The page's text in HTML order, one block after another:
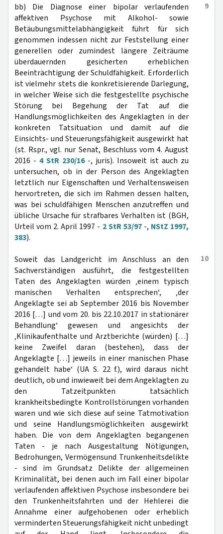
9
bb) Die Diagnose einer bipolar verlaufenden
affektiven Psychose mit Alkohol- sowie
Betäubungsmittelabhängigkeit führt für sich
genommen indessen nicht zur Feststellung einer
generellen oder zumindest längere Zeiträume
überdauernden gesicherten erheblichen
Beeinträchtigung der Schuldfähigkeit. Erforderlich
ist vielmehr stets die konkretisierende Darlegung,
in welcher Weise sich die festgestellte psychische
Störung bei Begehung der Tat auf die
Handlungsmöglichkeiten des Angeklagten in der
konkreten Tatsituation und damit auf die
Einsichts- und Steuerungsfähigkeit ausgewirkt hat
(st. Rspr., vgl. nur Senat, Beschluss vom 4. August
2016 - 4 StR 230/16-, juris). Insoweit ist auch zu
untersuchen, ob in der Person des Angeklagten
letztlich nur Eigenschaften und Verhaltensweisen
hervortreten, die sich im Rahmen dessen halten,
was bei schuldfähigen Menschen anzutreffen und
übliche Ursache für strafbares Verhalten ist (BGH,
Urteil vom 2. April 1997 - 2 StR 53/97-, NStZ 1997,
383).
10
Soweit das Landgericht im Anschluss an den
Sachverständigen ausführt, die festgestellten
Taten des Angeklagten würden ‚einem typisch
manischen Verhalten entsprechen‘, ‚der
Angeklagte sei ab September 2016 bis November
2016 […] und vom 20. bis 22.10.2017 in stationärer
Behandlung‘ gewesen und angesichts der
‚Klinikaufenthalte und Arztberichte (würden) […]
keine Zweifel daran (bestehen), dass der
Angeklagte […] jeweils in einer manischen Phase
gehandelt habe‘ (UA S. 22 f.), wird daraus nicht
deutlich, ob und inwieweit bei dem Angeklagten zu
den Tatzeitpunkten tatsächlich
krankheitsbedingte Kontrollstörungen vorhanden
waren und wie sich diese auf seine Tatmotivation
und seine Handlungsmöglichkeiten ausgewirkt
haben. Die von dem Angeklagten begangenen
Taten - je nach Ausgestaltung Nötigungen,
Bedrohungen, Vermögensund Trunkenheitsdelikte
- sind im Grundsatz Delikte der allgemeinen
Kriminalität, bei denen auch im Fall einer bipolar
verlaufenden affektiven Psychose insbesondere bei
den Trunkenheitsfahrten und der Hehlerei die
Annahme einer aufgehobenen oder erheblich
verminderten Steuerungsfähigkeit nicht unbedingt